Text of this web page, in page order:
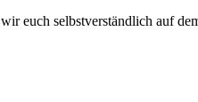
euch selbstverständlich auf